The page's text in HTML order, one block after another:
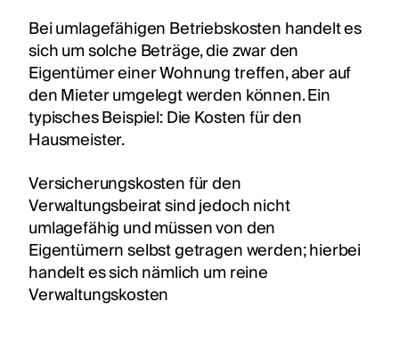
Bei umlagefähigen Betriebskosten handelt es
sich um solche Beträge, die zwar den
Eigentümer einer Wohnung treffen, aber auf
den Mieter umgelegt werden können. Ein
typisches Beispiel: Die Kosten für den
Hausmeister.
Versicherungskosten für den
Verwaltungsbeirat sind jedoch nicht
umlagefähig und müssen von den
Eigentümern selbst getragen werden; hierbei
handelt es sich nämlich um reine
Verwaltungskosten